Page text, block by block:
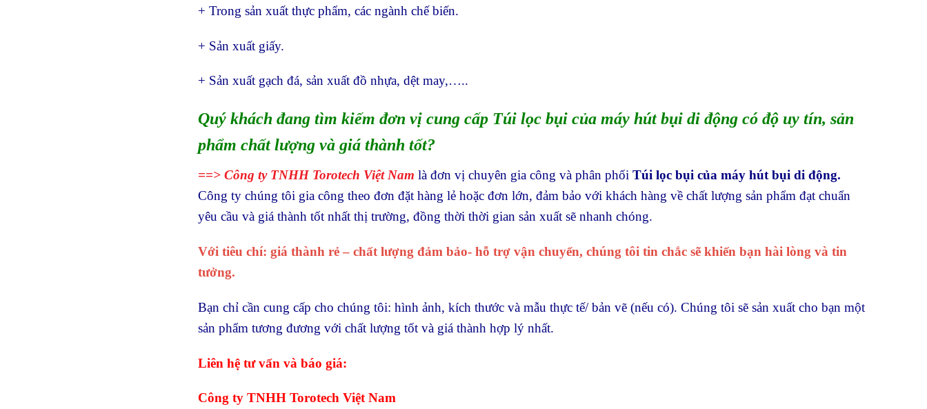
+ Trong sản xuất thực phẩm, các ngành chế biến.
+ Sản xuất giấy.
+ Sản xuất gạch đá, sản xuất đồ nhựa, dệt may,…..
Quý khách đang tìm kiếm đơn vị cung cấp Túi lọc bụi của máy hút bụi di động có độ uy tín, sản
phẩm chất lượng và giá thành tốt?
==> Công ty TNHH Torotech Việt Nam là đơn vị chuyên gia công và phân phối Túi lọc bụi của máy hút bụi di động.
Công ty chúng tôi gia công theo đơn đặt hàng lẻ hoặc đơn lớn, đảm bảo với khách hàng về chất lượng sản phẩm đạt chuẩn
yêu cầu và giá thành tốt nhất thị trường, đồng thời thời gian sản xuất sẽ nhanh chóng.
Với tiêu chí: giá thành rẻ – chất lượng đảm bảo- hỗ trợ vận chuyển, chúng tôi tin chắc sẽ khiến bạn hài lòng và tin
tưởng.
Bạn chỉ cần cung cấp cho chúng tôi: hình ảnh, kích thước và mẫu thực tế/ bản vẽ (nếu có). Chúng tôi sẽ sản xuất cho bạn một
sản phẩm tương đương với chất lượng tốt và giá thành hợp lý nhất.
Liên hệ tư vấn và báo giá:
Công ty TNHH Torotech Việt Nam